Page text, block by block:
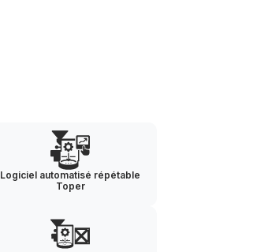
Logiciel automatisé répétable
Toper